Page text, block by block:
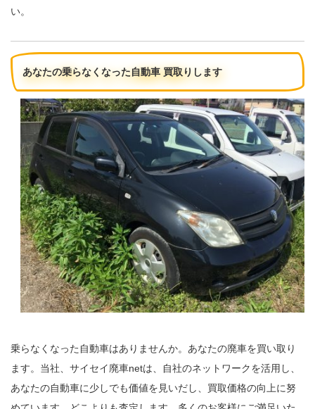
い。
あなたの乗らなくなった自動車 買取りします
乗らなくなった自動車はありませんか。あなたの廃車を買い取り
ます。当社、サイセイ廃車netは、自社のネットワークを活用し、
あなたの自動車に少しでも価値を見いだし、買取価格の向上に努